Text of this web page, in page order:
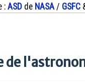
:ASD de NASA/ GSFC
de